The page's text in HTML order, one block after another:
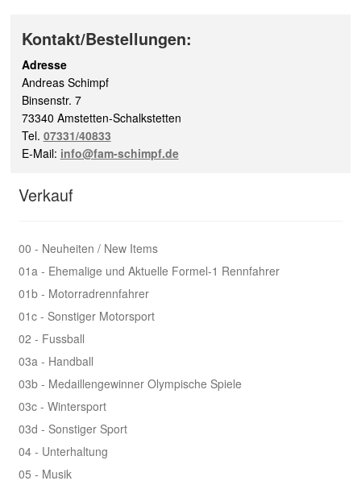
Kontakt/Bestellungen:
Adresse
Andreas Schimpf
Binsenstr. 7
73340 Amstetten-Schalkstetten
Tel. 07331/40833
E-Mail: info@fam-schimpf.de
Verkauf
00 - Neuheiten / New Items
01a - Ehemalige und Aktuelle Formel-1 Rennfahrer
01b - Motorradrennfahrer
01c - Sonstiger Motorsport
02 - Fussball
03a - Handball
03b - Medaillengewinner Olympische Spiele
03c - Wintersport
03d - Sonstiger Sport
04 - Unterhaltung
05 - Musik